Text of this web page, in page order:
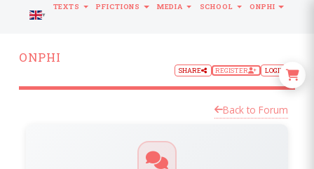
ONPHI
SHARE REGISTER LOGIN
Back to Forum
LANGUAGE
TEXTS PFICTIONS MEDIA SCHOOL ONPHI